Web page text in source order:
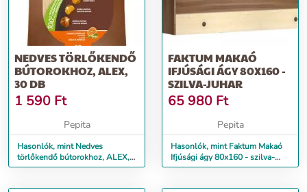
NEDVES TÖRLŐKENDŐ
BÚTOROKHOZ, ALEX,
30 DB
1 590 Ft
Pepita
Hasonlók, mint Nedves
törlőkendő bútorokhoz, ALEX,
30 db
FAKTUM MAKAÓ
IFJÚSÁGI ÁGY 80X160 -
SZILVA-JUHAR
65 980 Ft
Pepita
Hasonlók, mint Faktum Makaó
Ifjúsági ágy 80x160 - szilva-
juhar